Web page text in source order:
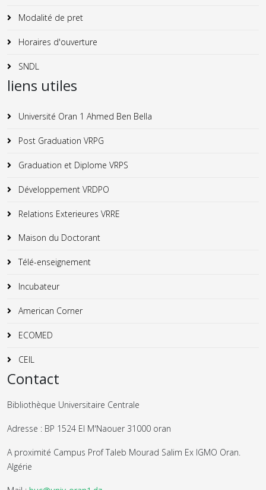
Modalité de pret
Horaires d'ouverture
SNDL
liens utiles
Université Oran 1 Ahmed Ben Bella
Post Graduation VRPG
Graduation et Diplome VRPS
Développement VRDPO
Relations Exterieures VRRE
Maison du Doctorant
Télé-enseignement
Incubateur
American Corner
ECOMED
CEIL
Contact
Bibliothèque Universitaire Centrale
Adresse : BP 1524 El M'Naouer 31000 oran
A proximité Campus Prof Taleb Mourad Salim Ex IGMO Oran.
Algérie